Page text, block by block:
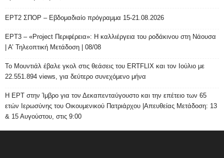
ΕΡΤ2 ΣΠΟΡ – Εβδομαδιαίο πρόγραμμα 15-21.08.2026
ΕΡΤ3 – «Project Περιφέρεια»: Η καλλιέργεια του ροδάκινου στη Νάουσα
| Α’ Τηλεοπτική Μετάδοση | 08/08
Το Μουντιάλ έβαλε γκολ στις θεάσεις του ERTFLIX και τον Ιούλιο με
22.551.894 views, για δεύτερο συνεχόμενο μήνα
Η ΕΡΤ στην Ίμβρο για τον Δεκαπενταύγουστο και την επέτειο των 65
ετών Ιερωσύνης του Οικουμενικού Πατριάρχου |Απευθείας Μετάδοση: 13
& 15 Αυγούστου, στις 9:00